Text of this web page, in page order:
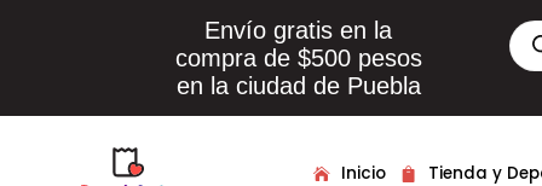
Envío gratis en la
compra de $500 pesos
en la ciudad de Puebla
de
Inicio Tienda y